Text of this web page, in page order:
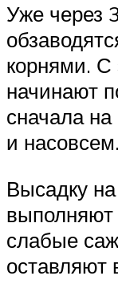
Уже через
корнями. С
начинают
сначала
и насовсем.
Высадку
слабые
оставляют